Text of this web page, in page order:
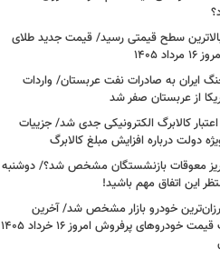
سطح قیمتی رسید/ قیمت جدید طلای
۱۴۰۵
ایران به صادرات نفت عربستان/ واردات
از عربستان صفر شد
کالابرگ الکترونیکی جدی شد/ جزییات
دولت درباره افزایش مبلغ کالابرگ
معوقات بازنشستگان مشخص شد؟/ دوشنبه
این اتفاق مهم باشید!
خودرو بازار مشخص شد/ آخرین
وضعیت قیمت خودروهای پرفروش امروز ۱۶ خرداد ۱۴۰۵